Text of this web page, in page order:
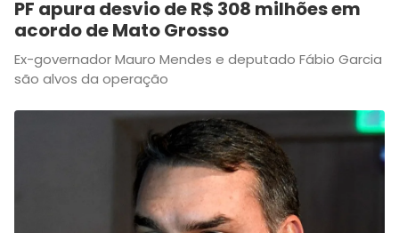
PF apura desvio de R$ 308 milhões em
acordo de Mato Grosso
Ex-governador Mauro Mendes e deputado Fábio Garcia
são alvos da operação